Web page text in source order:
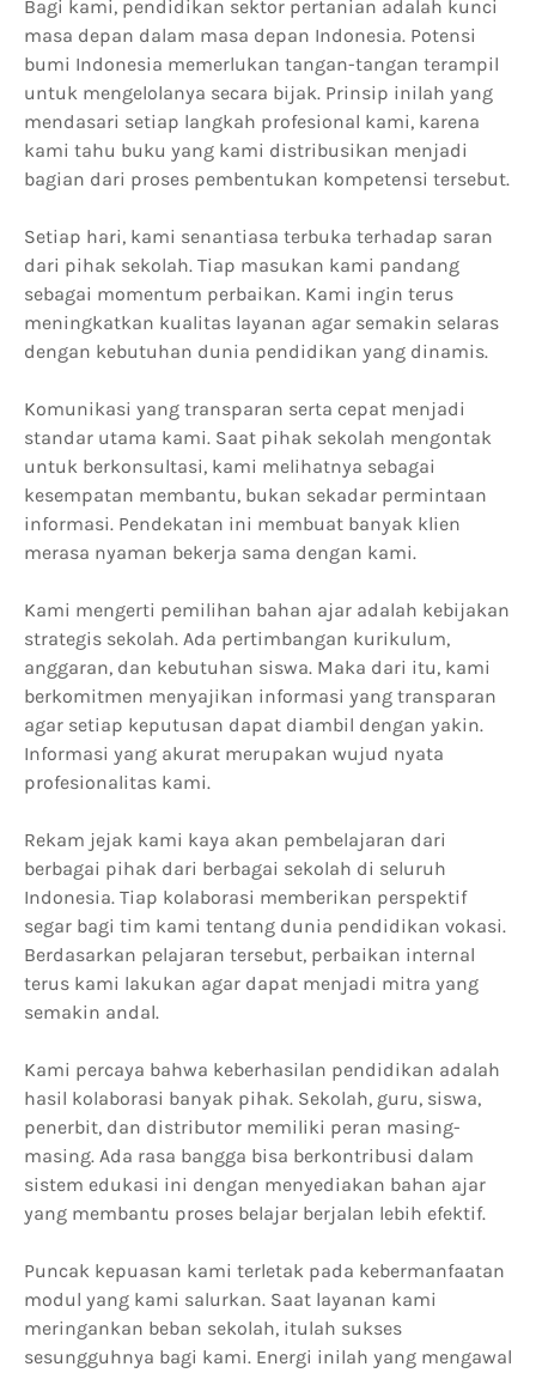
Bagi kami, pendidikan sektor pertanian adalah kunci
masa depan dalam masa depan Indonesia. Potensi
bumi Indonesia memerlukan tangan-tangan terampil
untuk mengelolanya secara bijak. Prinsip inilah yang
mendasari setiap langkah profesional kami, karena
kami tahu buku yang kami distribusikan menjadi
bagian dari proses pembentukan kompetensi tersebut.
Setiap hari, kami senantiasa terbuka terhadap saran
dari pihak sekolah. Tiap masukan kami pandang
sebagai momentum perbaikan. Kami ingin terus
meningkatkan kualitas layanan agar semakin selaras
dengan kebutuhan dunia pendidikan yang dinamis.
Komunikasi yang transparan serta cepat menjadi
standar utama kami. Saat pihak sekolah mengontak
untuk berkonsultasi, kami melihatnya sebagai
kesempatan membantu, bukan sekadar permintaan
informasi. Pendekatan ini membuat banyak klien
merasa nyaman bekerja sama dengan kami.
Kami mengerti pemilihan bahan ajar adalah kebijakan
strategis sekolah. Ada pertimbangan kurikulum,
anggaran, dan kebutuhan siswa. Maka dari itu, kami
berkomitmen menyajikan informasi yang transparan
agar setiap keputusan dapat diambil dengan yakin.
Informasi yang akurat merupakan wujud nyata
profesionalitas kami.
Rekam jejak kami kaya akan pembelajaran dari
berbagai pihak dari berbagai sekolah di seluruh
Indonesia. Tiap kolaborasi memberikan perspektif
segar bagi tim kami tentang dunia pendidikan vokasi.
Berdasarkan pelajaran tersebut, perbaikan internal
terus kami lakukan agar dapat menjadi mitra yang
semakin andal.
Kami percaya bahwa keberhasilan pendidikan adalah
hasil kolaborasi banyak pihak. Sekolah, guru, siswa,
penerbit, dan distributor memiliki peran masing-
masing. Ada rasa bangga bisa berkontribusi dalam
sistem edukasi ini dengan menyediakan bahan ajar
yang membantu proses belajar berjalan lebih efektif.
Puncak kepuasan kami terletak pada kebermanfaatan
modul yang kami salurkan. Saat layanan kami
meringankan beban sekolah, itulah sukses
sesungguhnya bagi kami. Energi inilah yang mengawal